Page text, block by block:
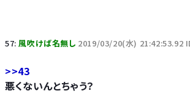
57:風吹けば名無し 2019/03/20(水) 21:42:53.92
>>43
悪くないんとちゃう？